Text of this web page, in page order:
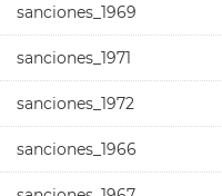
sanciones_1969
sanciones_1971
sanciones_1972
sanciones_1966